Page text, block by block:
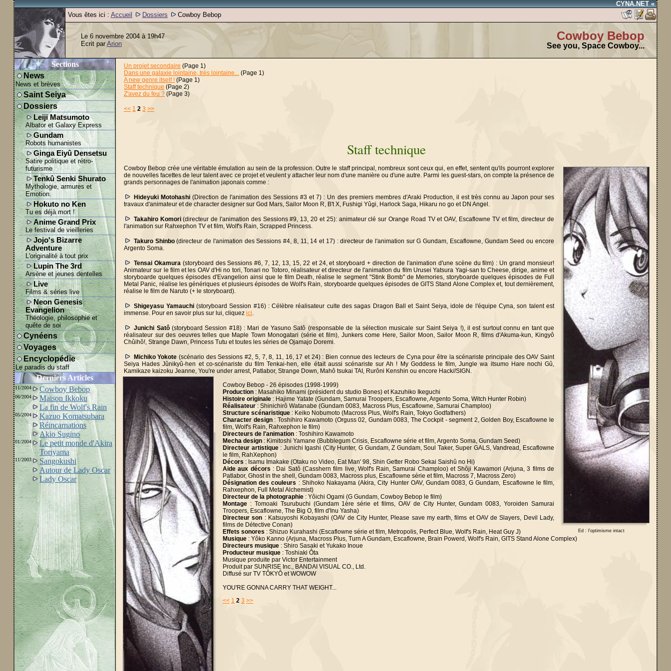
CYNA.NET «
Vous êtes ici : Accueil Dossiers Cowboy Bebop
Le 6 novembre 2004 à 19h47
Ecrit parArion
Cowboy Bebop
See you, Space Cowboy...
Sections
News
News et brèves
Saint Seiya
Dossiers
Leiji Matsumoto
Albator et Galaxy Express
Gundam
Robots humanistes
Ginga Eiyû Densetsu
Satire politique et rétro-
futurisme
Tenkû Senki Shurato
Mythologie, armures et
Emotion.
Hokuto no Ken
Tu es déjà mort !
Anime Grand Prix
Le festival de vieilleries
Jojo's Bizarre
Adventure
L'originalité à tout prix
Lupin The 3rd
Arsène et jeunes dentelles
Live
Films & séries live
Neon Genesis
Evangelion
Théologie, philosophie et
quête de soi
Cynéens
Voyages
Encyclopédie
Le paradis du staff
Derniers Articles
11/2004 Cowboy Bebop
06/2004
Maison Ikkoku
La fin de Wolf's Rain
05/2004
Kazuo Komatsubara
Réincarnations
Akio Sugino
01/2004
Le petit monde d'Akira
Toriyama
11/2003
Sangokushi
Autour de Lady Oscar
Lady Oscar
Un projet secondaire (Page 1)
Dans une galaxie lointaine, très lointaine... (Page 1)
A new genre itself ! (Page 1)
Staff technique (Page 2)
Z'avez du feu ? (Page 3)
<< 1 2 3 >>
Staff technique
Ed : l'optimisme intact
Cowboy Bebop crée une véritable émulation au sein de la profession. Outre le staff principal, nombreux sont ceux qui, en effet, sentent qu'ils pourront explorer
de nouvelles facettes de leur talent avec ce projet et veulent y attacher leur nom d'une manière ou d'une autre. Parmi les guest-stars, on compte la présence de
grands personnages de l'animation japonais comme :
Hideyuki Motohashi (Direction de l'animation des Sessions #3 et 7) : Un des premiers membres d'Araki Production, il est très connu au Japon pour ses
travaux d'animateur et de character designer sur God Mars, Sailor Moon R, B't X, Fushigi Yûgi, Harlock Saga, Hikaru no go et DN Angel.
Takahiro Komori(directeur de l'animation des Sessions #9, 13, 20 et 25): animateur clé sur Orange Road TV et OAV, Escaflowne TV et film, directeur de
l'animation sur Rahxephon TV et film, Wolf's Rain, Scrapped Princess.
Takuro Shinbo(directeur de l'animation des Sessions #4, 8, 11, 14 et 17) : directeur de l'animation sur G Gundam, Escaflowne, Gundam Seed ou encore
Argento Soma.
Tensai Okamura(storyboard des Sessions #6, 7, 12, 13, 15, 22 et 24, et storyboard + direction de l'animation d'une scène du film) : Un grand monsieur!
Animateur sur le film et les OAV d'Hi no tori, Tonari no Totoro, réalisateur et directeur de l'animation du film Urusei Yatsura Yagi-san to Cheese, dirige, anime et
storyboarde quelques épisodes d'Evangelion ainsi que le film Death, réalise le segment "Stink Bomb" de Memories, storyboarde quelques épisodes de Full
Metal Panic, réalise les génériques et plusieurs épisodes de Wolf's Rain, storyboarde quelques épisodes de GITS Stand Alone Complex et, tout dernièrement,
réalise le film de Naruto (+ le storyboard).
Shigeyasu Yamauchi(storyboard Session #16) : Célèbre réalisateur culte des sagas Dragon Ball et Saint Seiya, idole de l'équipe Cyna, son talent est
immense. Pour en savoir plus sur lui, cliquez ici.
Junichi Satô(storyboard Session #18) : Mari de Yasuno Satô (responsable de la sélection musicale sur Saint Seiya !), il est surtout connu en tant que
réalisateur sur des oeuvres telles que Maple Town Monogatari (série et film), Junkers come Here, Sailor Moon, Sailor Moon R, films d'Akuma-kun, Kingyô
Chûihô!, Strange Dawn, Princess Tutu et toutes les séries de Ojamajo Doremi.
Michiko Yokote (scénario des Sessions #2, 5, 7, 8, 11, 16, 17 et 24) : Bien connue des lecteurs de Cyna pour être la scénariste principale des OAV Saint
Seiya Hades Jûnikyû-hen et co-scénariste du film Tenkai-hen, elle était aussi scénariste sur Ah ! My Goddess le film, Jungle wa itsumo Hare nochi Gû,
Kamikaze kaizoku Jeanne, You're under arrest, Patlabor, Strange Down, Mahô tsukai TAI, Rurôni Kenshin ou encore Hack//SIGN.
Cowboy Bebop - 26 épisodes (1998-1999)
Production : Masahiko Minami (président du studio Bones) et Kazuhiko Ikeguchi
Histoire originale : Hajime Yatate (Gundam, Samurai Troopers, Escaflowne, Argento Soma, Witch Hunter Robin)
Réalisateur : Shinichirô Watanabe (Gundam 0083, Macross Plus, Escaflowne, Samurai Champloo)
Structure scénaristique : Keiko Nobumoto (Macross Plus, Wolf's Rain, Tokyo Godfathers)
Character design: Toshihiro Kawamoto (Orguss 02, Gundam 0083, The Cockpit - segment 2, Golden Boy, Escaflowne le
film, Wolf's Rain, Rahxephon le film)
Directeurs de l'animation : Toshihiro Kawamoto
Mecha design : Kimitoshi Yamane (Bubblegum Crisis, Escaflowne série et film, Argento Soma, Gundam Seed)
Directeur artistique: Junichi Igashi (City Hunter, G Gundam, Z Gundam, Soul Taker, Super GALS, Vandread, Escaflowne
le film, RahXephon)
Décors : Isamu Imakake (Otaku no Video, Eat Man' 98, Shin Getter Robo Sekai Saishû no Hi)
Aide aux décors: Dai Satô (Casshern film live, Wolf's Rain, Samurai Champloo) et Shôji Kawamori (Arjuna, 3 films de
Patlabor, Ghost in the shell, Gundam 0083, Macross plus, Escaflowne série et film, Macross 7, Macross Zero)
Désignation des couleurs : Shihoko Nakayama (Akira, City Hunter OAV, Gundam 0083, G Gundam, Escaflowne le film,
Rahxephon, Full Metal Alchemist)
Directeur de la photographie : Yôichi Ogami (G Gundam, Cowboy Bebop le film)
Montage : Tomoaki Tsurubuchi (Gundam 1ère série et films, OAV de City Hunter, Gundam 0083, Yoroiden Samurai
Troopers, Escaflowne, The Big O, film d'Inu Yasha)
Directeur son : Katsuyoshi Kobayashi (OAV de City Hunter, Please save my earth, films et OAV de Slayers, Devil Lady,
films de Détective Conan)
Effets sonores : Shizuo Kurahashi (Escaflowne série et film, Metropolis, Perfect Blue, Wolf's Rain, Heat Guy J)
Musique : Yôko Kanno (Arjuna, Macross Plus, Turn A Gundam, Escaflowne, Brain Powerd, Wolf's Rain, GITS Stand Alone Complex)
Directeurs musique : Shiro Sasaki et Yukako Inoue
Producteur musique : Toshiaki Ôta
Musique produite par Victor Entertainment
Produit par SUNRISE Inc., BANDAI VISUAL CO., Ltd.
Diffusé sur TV TÔKYÔ et WOWOW
YOU'RE GONNA CARRY THAT WEIGHT...
<< 1 2 3 >>